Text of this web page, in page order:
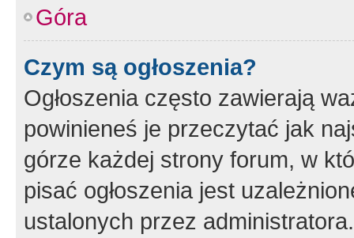
Góra
Czym są ogłoszenia?
Ogłoszenia często zawierają
powinieneś je przeczytać jak
górze każdej strony forum, w
pisać ogłoszenia jest
ustalonych przez administratora.